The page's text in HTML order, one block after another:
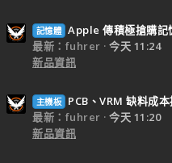
記憶體 Apple 傳積極搶購記
最新：fuhrer
今天 11:24
新品資訊
主機板
PCB、VRM 缺料成
最新：fuhrer
今天 11:20
新品資訊